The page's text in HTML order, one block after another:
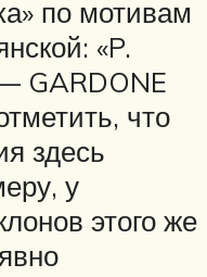
по мотивам
«P.
GARDONE
что
здесь
у
этого же